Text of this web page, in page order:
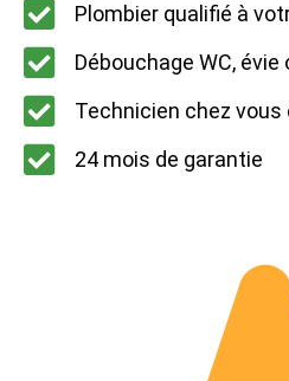
Plombier qualifié à
Débouchage WC, évie
Technicien chez vous
24 mois de garantie